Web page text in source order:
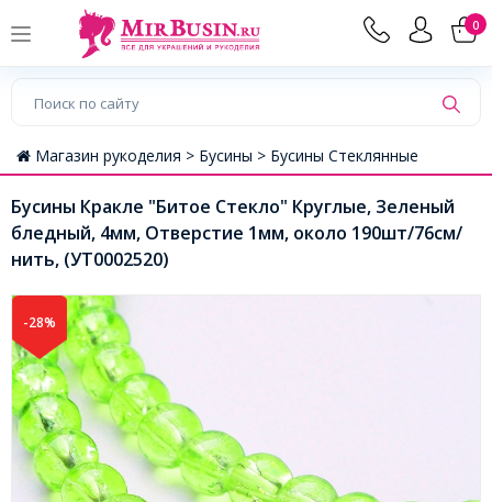
0
Магазин рукоделия > Бусины > Бусины Стеклянные
Бусины Кракле "Битое Стекло" Круглые, Зеленый
бледный, 4мм, Отверстие 1мм, около 190шт/76см/
нить, (УТ0002520)
-28%